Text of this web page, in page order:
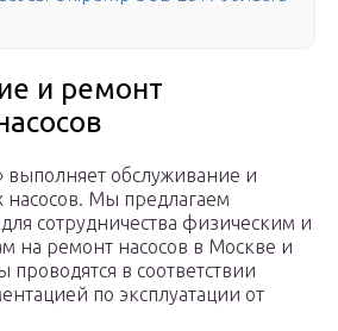
и ремонт
обслуживание и
Мы предлагаем
сотрудничества физическим и
на ремонт насосов в Москве и
проводятся в соответствии
по эксплуатации от